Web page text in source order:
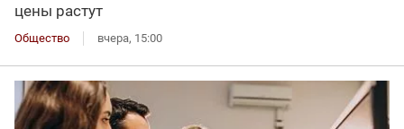
цены растут
Общество вчера, 15:00